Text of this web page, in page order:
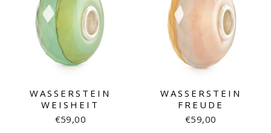
WASSERSTEIN
WEISHEIT
€59,00
WASSERSTEIN
FREUDE
€59,00